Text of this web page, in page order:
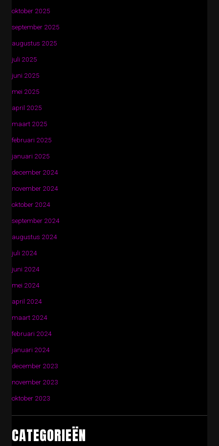
oktober 2025
september 2025
augustus 2025
juli 2025
juni 2025
mei 2025
april 2025
maart 2025
februari 2025
januari 2025
december 2024
november 2024
oktober 2024
september 2024
augustus 2024
juli 2024
juni 2024
mei 2024
april 2024
maart 2024
februari 2024
januari 2024
december 2023
november 2023
oktober 2023
CATEGORIEËN